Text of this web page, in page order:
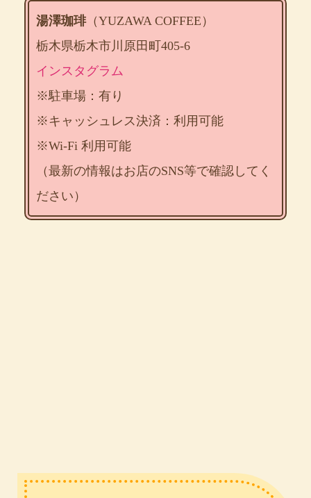
湯澤珈琲（YUZAWA COFFEE）
栃木県栃木市川原田町405-6
インスタグラム
※駐車場：有り
※キャッシュレス決済：利用可能
※Wi-Fi 利用可能
（最新の情報はお店のSNS等で確認してく
ださい）